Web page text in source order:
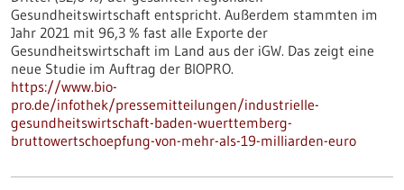
Gesundheitswirtschaft entspricht. Außerdem stammten im
Jahr 2021 mit 96,3 % fast alle Exporte der
Gesundheitswirtschaft im Land aus der iGW. Das zeigt eine
neue Studie im Auftrag der BIOPRO.
https://www.bio-
pro.de/infothek/pressemitteilungen/industrielle-
gesundheitswirtschaft-baden-wuerttemberg-
bruttowertschoepfung-von-mehr-als-19-milliarden-euro